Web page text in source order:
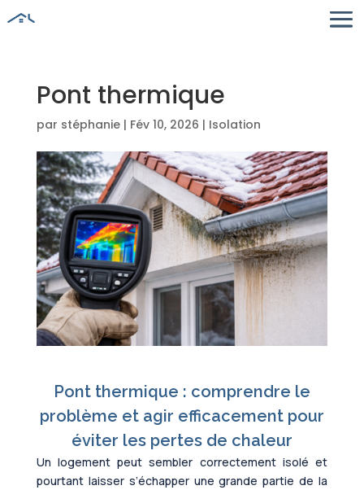
Pont thermique
par stéphanie| Fév 10, 2026 | Isolation
Pont thermique : comprendre le
problème et agir efficacement pour
éviter les pertes de chaleur
Un logement peut sembler correctement isolé et
pourtant laisser s’échapper une grande partie de la